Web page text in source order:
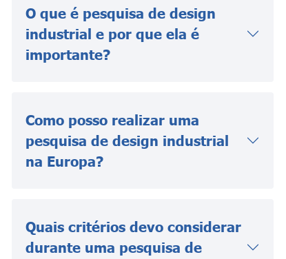
O que é pesquisa de design
industrial e por que ela é
importante?
Como posso realizar uma
pesquisa de design industrial
na Europa?
Quais critérios devo considerar
durante uma pesquisa de